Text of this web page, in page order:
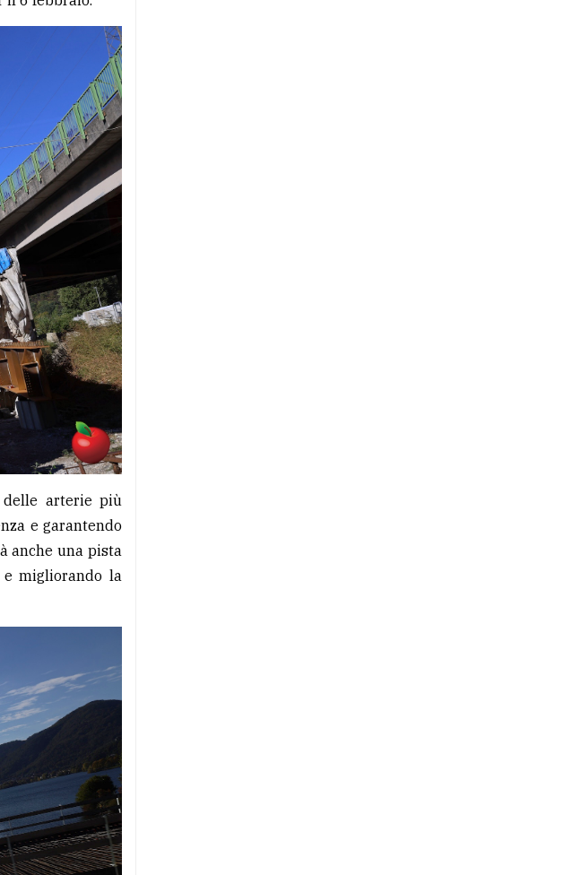
arterie più
e garantendo
anche una pista
e migliorando la